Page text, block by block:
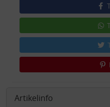
Artikelinfo